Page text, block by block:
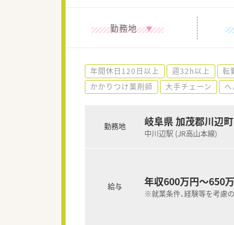
勤務地
年間休日120日以上 週32h以上 転
かかりつけ薬剤師
大手チェーン
勤務地 岐阜県 加茂郡川辺町
中川辺駅 (JR高山本線)
給与 年収600万円～650
※就業条件、経験等を考慮の